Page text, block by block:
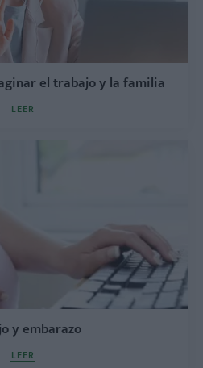
el trabajo y la familia
LEER
y embarazo
LEER